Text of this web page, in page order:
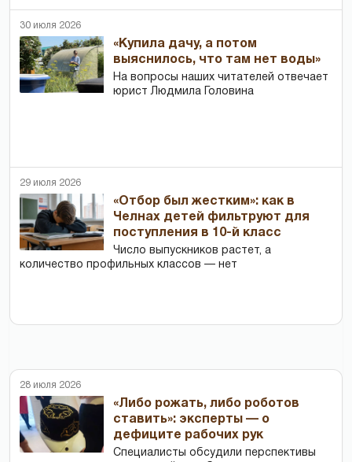
30 июля 2026
«Купила дачу, а потом
выяснилось, что там нет воды»
На вопросы наших читателей отвечает
юрист Людмила Головина
29 июля 2026
«Отбор был жестким»: как в
Челнах детей фильтруют для
поступления в 10-й класс
Число выпускников растет, а
количество профильных классов — нет
28 июля 2026
«Либо рожать, либо роботов
ставить»: эксперты — о
дефиците рабочих рук
Специалисты обсудили перспективы